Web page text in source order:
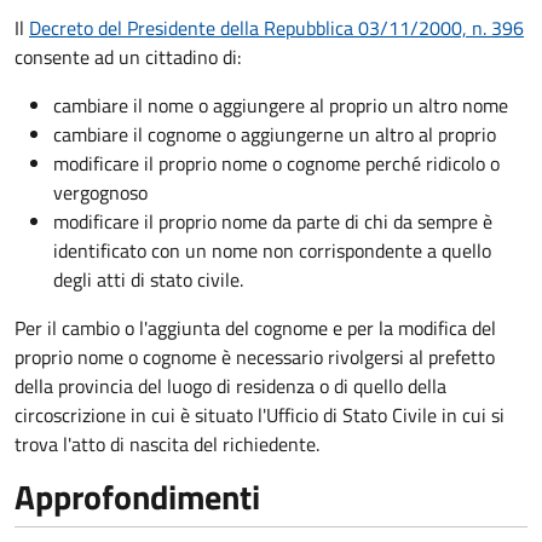
Il Decreto del Presidente della Repubblica 03/11/2000, n. 396
consente ad un cittadino di:
cambiare il nome o aggiungere al proprio un altro nome
cambiare il cognome o aggiungerne un altro al proprio
modificare il proprio nome o cognome perché ridicolo o
vergognoso
modificare il proprio nome da parte di chi da sempre è
identificato con un nome non corrispondente a quello
degli atti di stato civile.
Per il cambio o l'aggiunta del cognome e per la modifica del
proprio nome o cognome è necessario rivolgersi al prefetto
della provincia del luogo di residenza o di quello della
circoscrizione in cui è situato l'Ufficio di Stato Civile in cui si
trova l'atto di nascita del richiedente.
Approfondimenti